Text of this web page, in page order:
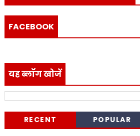
FACEBOOK
यह ब्लॉग खोजें
RECENT POPULAR